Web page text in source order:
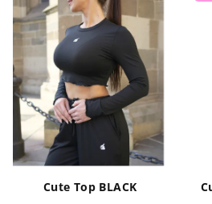
Cute Top BLACK